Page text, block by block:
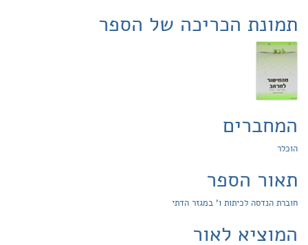
תמונת הכריכה של הספר
המחברים
הוכלר
תאור הספר
חוברת הנדסה לכיתות ו' במגזר הדתי
המוציא לאור